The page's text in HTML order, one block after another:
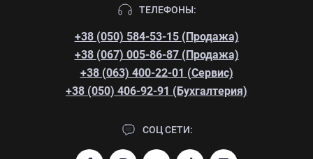
ТЕЛЕФОНЫ:
+38 (050) 584-53-15 (Продажа)
+38 (067) 005-86-87 (Продажа)
+38 (063) 400-22-01 (Сервис)
+38 (050) 406-92-91 (Бухгалтерия)
СОЦ СЕТИ: